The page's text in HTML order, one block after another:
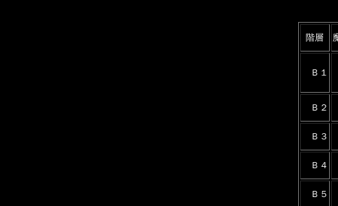
階層
Ｂ１
Ｂ２
Ｂ３
Ｂ４
Ｂ５